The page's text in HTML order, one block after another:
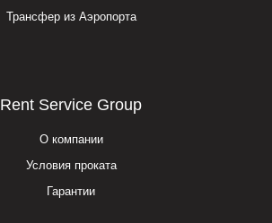
Трансфер из Аэропорта
Rent Service Group
О компании
Условия проката
Гарантии